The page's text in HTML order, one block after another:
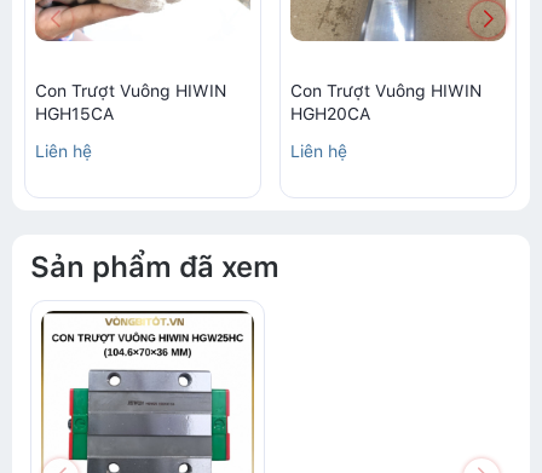
Con Trượt Vuông HIWIN
HGH15CA
Liên hệ
Con Trượt Vuông HIWIN
HGH20CA
Liên hệ
Sản phẩm đã xem